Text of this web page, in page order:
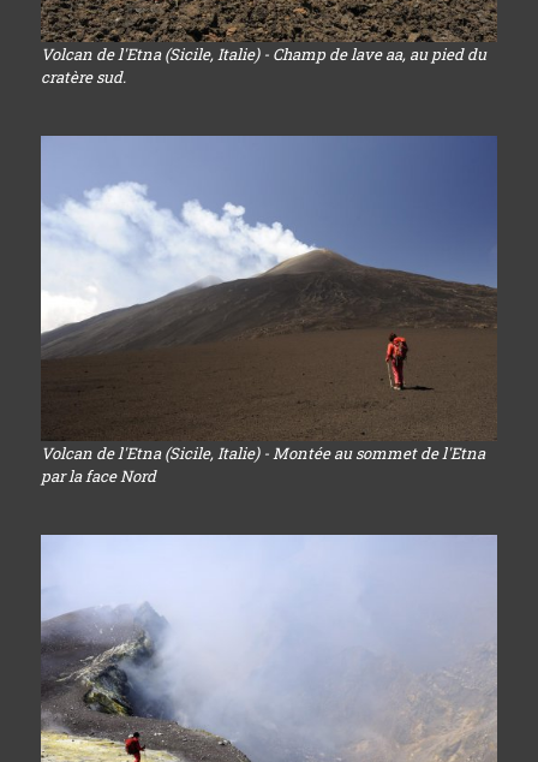
Volcan de l'Etna (Sicile, Italie) - Champ de lave aa, au pied du
cratère sud.
Volcan de l'Etna (Sicile, Italie) - Montée au sommet de l'Etna
par la face Nord